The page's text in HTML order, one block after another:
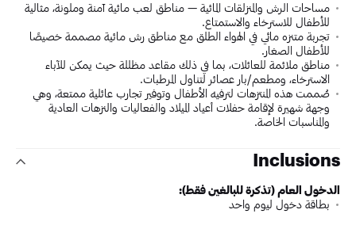
مساحات الرش والمنزلقات المائية — مناطق لعب مائية آمنة وملونة، مثالية
للأطفال للاسترخاء والاستمتاع.
تجربة متنزه مائي في الهواء الطلق مع مناطق رش مائية مصممة خصيصًا
للأطفال الصغار.
مناطق ملائمة للعائلات، بما في ذلك مقاعد مظللة حيث يمكن للآباء
الاسترخاء، ومطعم/بار عصائر لتناول المرطبات.
صُممت هذه المنتزهات لترفيه الأطفال وتوفير تجارب عائلية ممتعة، وهي
وجهة شهيرة لإقامة حفلات أعياد الميلاد والفعاليات والنزهات العادية
والمناسبات الخاصة.
Inclusions
الدخول العام (تذكرة للبالغين فقط):
بطاقة دخول ليوم واحد